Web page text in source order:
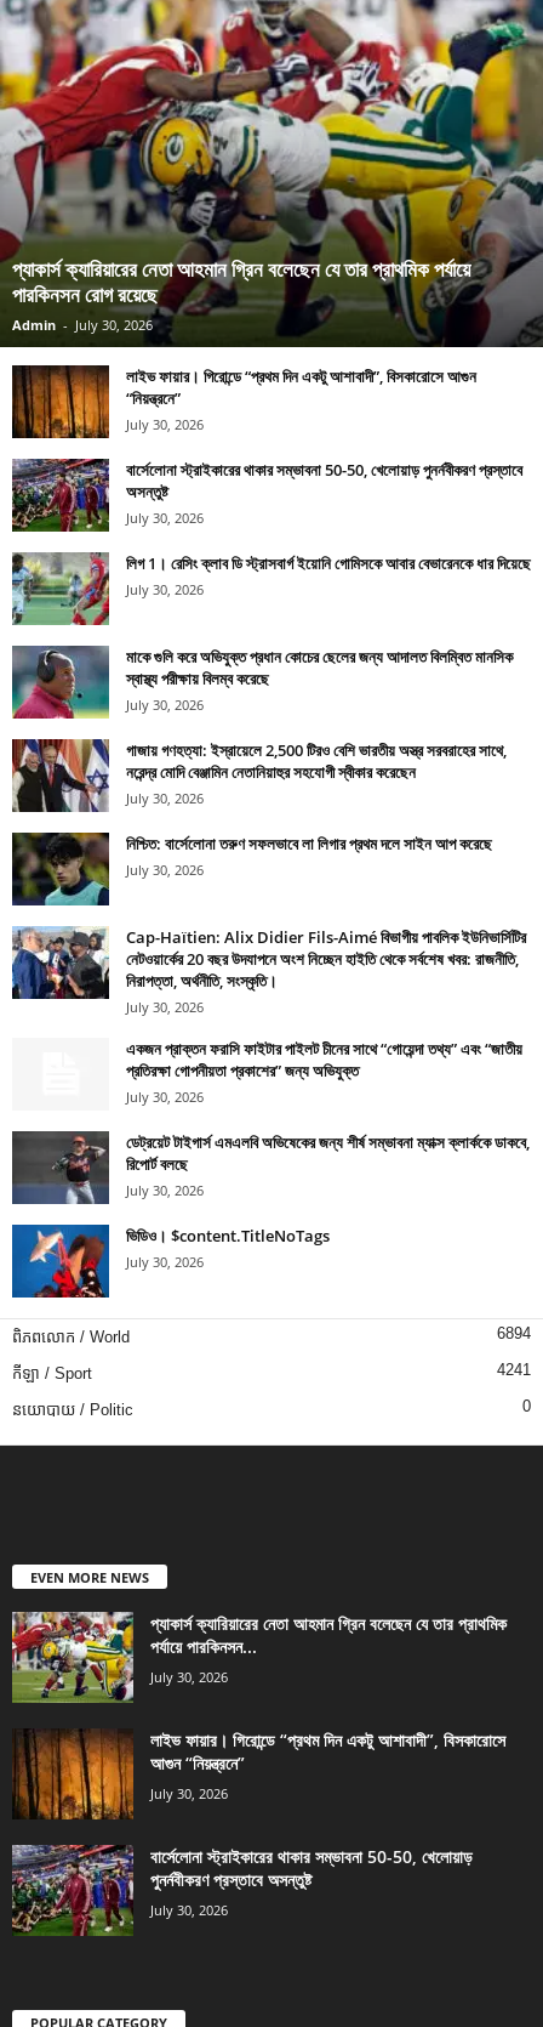
প্যাকার্স ক্যারিয়ারের নেতা আহমান গ্রিন বলেছেন যে তার প্রাথমিক পর্যায়ে
পারকিনসন রোগ রয়েছে
Admin - July 30, 2026
লাইভ ফায়ার। গিরোন্ডে “প্রথম দিন একটু আশাবাদী”, বিসকারোসে আগুন
“নিয়ন্ত্রনে”
July 30, 2026
বার্সেলোনা স্ট্রাইকারের থাকার সম্ভাবনা 50-50, খেলোয়াড় পুনর্নবীকরণ প্রস্তাবে
অসন্তুষ্ট
July 30, 2026
লিগ 1। রেসিং ক্লাব ডি স্ট্রাসবার্গ ইয়োনি গোমিসকে আবার বেভারেনকে ধার দিয়েছে
July 30, 2026
মাকে গুলি করে অভিযুক্ত প্রধান কোচের ছেলের জন্য আদালত বিলম্বিত মানসিক
স্বাস্থ্য পরীক্ষায় বিলম্ব করেছে
July 30, 2026
গাজায় গণহত্যা: ইস্রায়েলে 2,500 টিরও বেশি ভারতীয় অস্ত্র সরবরাহের সাথে,
নরেন্দ্র মোদি বেঞ্জামিন নেতানিয়াহুর সহযোগী স্বীকার করেছেন
July 30, 2026
নিশ্চিত: বার্সেলোনা তরুণ সফলভাবে লা লিগার প্রথম দলে সাইন আপ করেছে
July 30, 2026
Cap-Haïtien: Alix Didier Fils-Aimé বিভাগীয় পাবলিক ইউনিভার্সিটির
নেটওয়ার্কের 20 বছর উদযাপনে অংশ নিচ্ছেন হাইতি থেকে সর্বশেষ খবর: রাজনীতি,
নিরাপত্তা, অর্থনীতি, সংস্কৃতি।
July 30, 2026
একজন প্রাক্তন ফরাসি ফাইটার পাইলট চীনের সাথে “গোয়েন্দা তথ্য” এবং “জাতীয়
প্রতিরক্ষা গোপনীয়তা প্রকাশের” জন্য অভিযুক্ত
July 30, 2026
ডেট্রয়েট টাইগার্স এমএলবি অভিষেকের জন্য শীর্ষ সম্ভাবনা ম্যাক্স ক্লার্ককে ডাকবে,
রিপোর্ট বলছে
July 30, 2026
ভিডিও। $content.TitleNoTags
July 30, 2026
ពិភពលោក / World 6894
កីឡា / Sport 4241
នយោបាយ / Politic 0
EVEN MORE NEWS
প্যাকার্স ক্যারিয়ারের নেতা আহমান গ্রিন বলেছেন যে তার প্রাথমিক
পর্যায়ে পারকিনসন...
July 30, 2026
লাইভ ফায়ার। গিরোন্ডে “প্রথম দিন একটু আশাবাদী”, বিসকারোসে
আগুন “নিয়ন্ত্রনে”
July 30, 2026
বার্সেলোনা স্ট্রাইকারের থাকার সম্ভাবনা 50-50, খেলোয়াড়
পুনর্নবীকরণ প্রস্তাবে অসন্তুষ্ট
July 30, 2026
POPULAR CATEGORY